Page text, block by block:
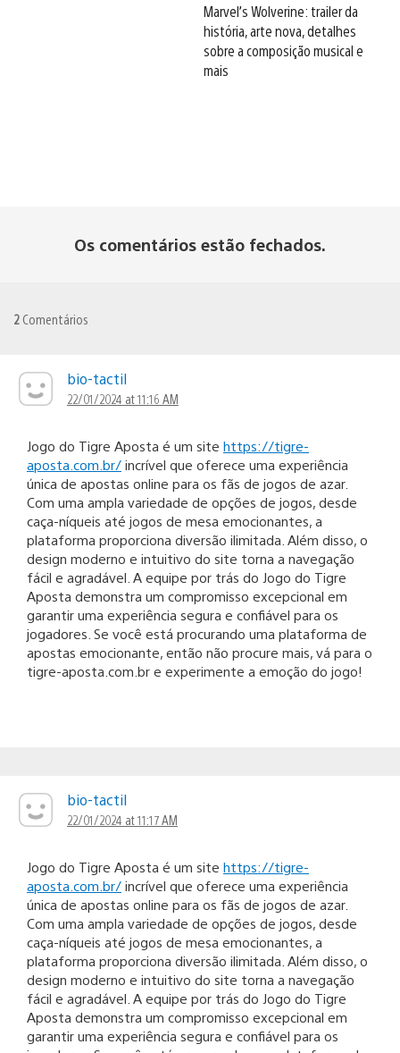
Marvel’s Wolverine: trailer da
história, arte nova, detalhes
sobre a composição musical e
mais
Os comentários estão fechados.
2 Comentários
bio-tactil
22/01/2024 at 11:16 AM
Jogo do Tigre Aposta é um site https://tigre-
aposta.com.br/ incrível que oferece uma experiência
única de apostas online para os fãs de jogos de azar.
Com uma ampla variedade de opções de jogos, desde
caça-níqueis até jogos de mesa emocionantes, a
plataforma proporciona diversão ilimitada. Além disso, o
design moderno e intuitivo do site torna a navegação
fácil e agradável. A equipe por trás do Jogo do Tigre
Aposta demonstra um compromisso excepcional em
garantir uma experiência segura e confiável para os
jogadores. Se você está procurando uma plataforma de
apostas emocionante, então não procure mais, vá para o
tigre-aposta.com.br e experimente a emoção do jogo!
bio-tactil
22/01/2024 at 11:17 AM
Jogo do Tigre Aposta é um site https://tigre-
aposta.com.br/ incrível que oferece uma experiência
única de apostas online para os fãs de jogos de azar.
Com uma ampla variedade de opções de jogos, desde
caça-níqueis até jogos de mesa emocionantes, a
plataforma proporciona diversão ilimitada. Além disso, o
design moderno e intuitivo do site torna a navegação
fácil e agradável. A equipe por trás do Jogo do Tigre
Aposta demonstra um compromisso excepcional em
garantir uma experiência segura e confiável para os